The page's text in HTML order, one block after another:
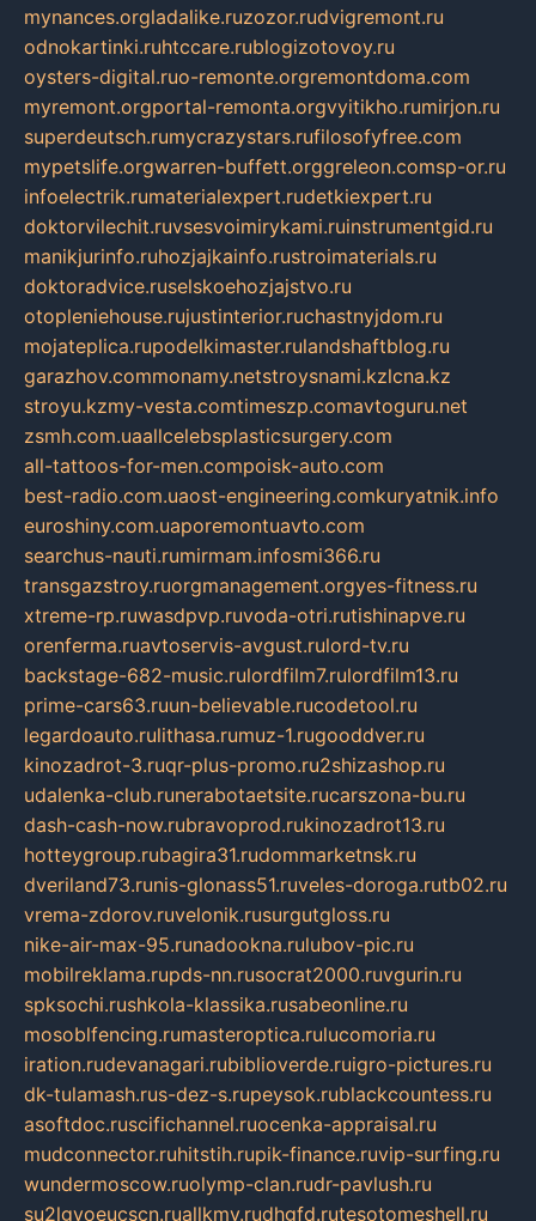
mynances.orgladalike.ruzozor.rudvigremont.ru
odnokartinki.ruhtccare.rublogizotovoy.ru
oysters-digital.ruo-remonte.orgremontdoma.com
myremont.orgportal-remonta.orgvyitikho.rumirjon.ru
superdeutsch.rumycrazystars.rufilosofyfree.com
mypetslife.orgwarren-buffett.orggreleon.comsp-or.ru
infoelectrik.rumaterialexpert.rudetkiexpert.ru
doktorvilechit.ruvsesvoimirykami.ruinstrumentgid.ru
manikjurinfo.ruhozjajkainfo.rustroimaterials.ru
doktoradvice.ruselskoehozjajstvo.ru
otopleniehouse.rujustinterior.ruchastnyjdom.ru
mojateplica.rupodelkimaster.rulandshaftblog.ru
garazhov.commonamy.netstroysnami.kzlcna.kz
stroyu.kzmy-vesta.comtimeszp.comavtoguru.net
zsmh.com.uaallcelebsplasticsurgery.com
all-tattoos-for-men.compoisk-auto.com
best-radio.com.uaost-engineering.comkuryatnik.info
euroshiny.com.uaporemontuavto.com
searchus-nauti.rumirmam.infosmi366.ru
transgazstroy.ruorgmanagement.orgyes-fitness.ru
xtreme-rp.ruwasdpvp.ruvoda-otri.rutishinapve.ru
orenferma.ruavtoservis-avgust.rulord-tv.ru
backstage-682-music.rulordfilm7.rulordfilm13.ru
prime-cars63.ruun-believable.rucodetool.ru
legardoauto.rulithasa.rumuz-1.rugooddver.ru
kinozadrot-3.ruqr-plus-promo.ru2shizashop.ru
udalenka-club.runerabotaetsite.rucarszona-bu.ru
dash-cash-now.rubravoprod.rukinozadrot13.ru
hotteygroup.rubagira31.rudommarketnsk.ru
dveriland73.runis-glonass51.ruveles-doroga.rutb02.ru
vrema-zdorov.ruvelonik.rusurgutgloss.ru
nike-air-max-95.runadookna.rulubov-pic.ru
mobilreklama.rupds-nn.rusocrat2000.ruvgurin.ru
spksochi.rushkola-klassika.rusabeonline.ru
mosoblfencing.rumasteroptica.rulucomoria.ru
iration.rudevanagari.rubiblioverde.ruigro-pictures.ru
dk-tulamash.rus-dez-s.rupeysok.rublackcountess.ru
asoftdoc.ruscifichannel.ruocenka-appraisal.ru
mudconnector.ruhitstih.rupik-finance.ruvip-surfing.ru
wundermoscow.ruolymp-clan.rudr-pavlush.ru
su2lgyoeucscn.ruallkmv.rudhgfd.rutesotomeshell.ru